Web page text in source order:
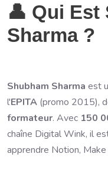
👤 Qui Est
Sharma ?
Shubham Sharma est
l'EPITA (promo 2015),
formateur. Avec 150
chaîne Digital Wink, il
apprendre Notion,